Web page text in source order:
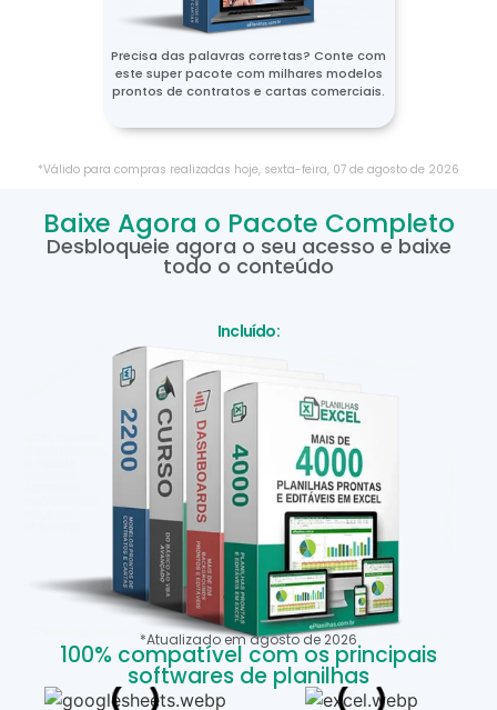
Precisa das palavras corretas? Conte com
este super pacote com milhares modelos
prontos de contratos e cartas comerciais.
*Válido para compras realizadas hoje, sexta-feira, 07 de agosto de 2026
Baixe Agora o Pacote Completo
Desbloqueie agora o seu acesso e baixe
todo o conteúdo
Incluído:
*Atualizado emagostode 2026
100% compatível com os principais
softwares de planilhas